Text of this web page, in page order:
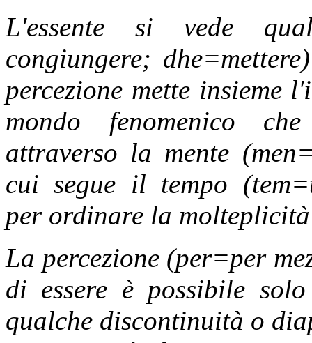
L'essente si vede
congiungere;
percezione mette insieme
mondo fenomenico
attraverso la mente
cui segue il tempo
per ordinare la
La percezione (per=per
di essere è possibile
qualche discontinuità o